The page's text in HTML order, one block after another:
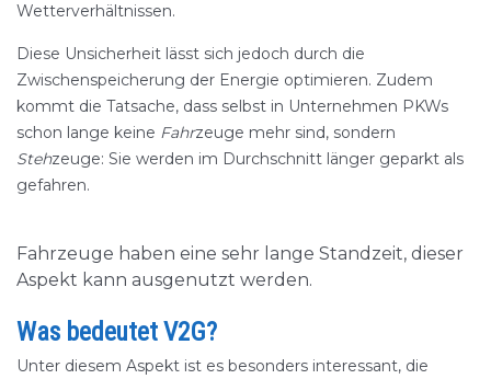
Wetterverhältnissen.
Diese Unsicherheit lässt sich jedoch durch die
Zwischenspeicherung der Energie optimieren. Zudem
kommt die Tatsache, dass selbst in Unternehmen PKWs
schon lange keine Fahrzeuge mehr sind, sondern
Stehzeuge: Sie werden im Durchschnitt länger geparkt als
gefahren.
Fahrzeuge haben eine sehr lange Standzeit, dieser
Aspekt kann ausgenutzt werden.
Was bedeutet V2G?
Unter diesem Aspekt ist es besonders interessant, die